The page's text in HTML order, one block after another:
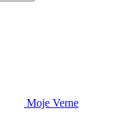
Moje Verne